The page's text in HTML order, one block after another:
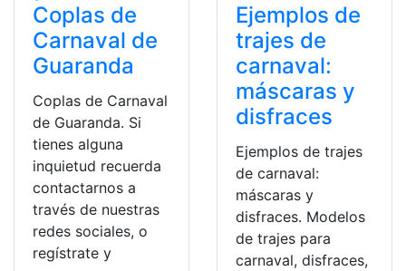
Coplas de
Carnaval de
Guaranda
Coplas de Carnaval
de Guaranda. Si
tienes alguna
inquietud recuerda
contactarnos a
través de nuestras
redes sociales, o
regístrate y
Ejemplos de
trajes de
carnaval:
máscaras y
disfraces
Ejemplos de trajes
de carnaval:
máscaras y
disfraces. Modelos
de trajes para
carnaval, disfraces,